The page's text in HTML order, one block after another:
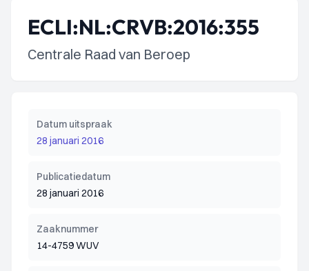
ECLI:NL:CRVB:2016:355
Centrale Raad van Beroep
Datum uitspraak
28 januari 2016
Publicatiedatum
28 januari 2016
Zaaknummer
14-4759 WUV